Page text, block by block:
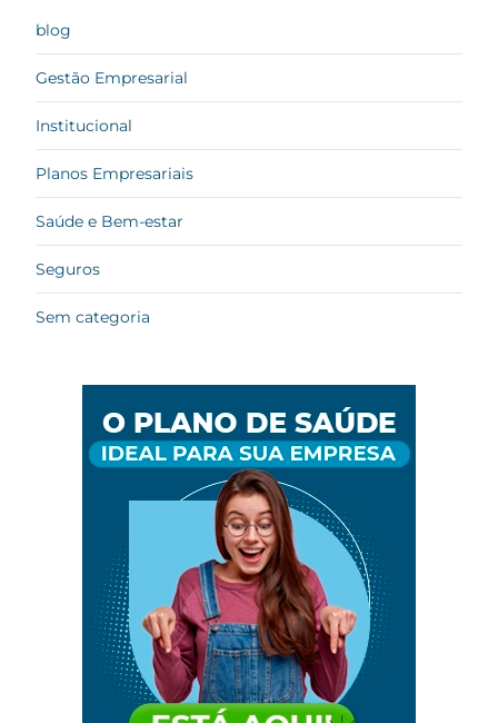
blog
Gestão Empresarial
Institucional
Planos Empresariais
Saúde e Bem-estar
Seguros
Sem categoria